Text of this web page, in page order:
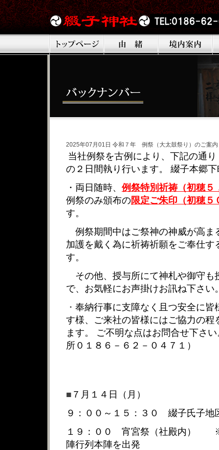
2025年07月01日 令和７年 例祭（大太鼓祭り）のご案内
当社例祭を古例により 、 下記の通
の２日間執り行います。 綴子本郷
・両日随時、 例祭特別祈祷（初穂５
例祭のみ頒布の限定ご朱印（初穂５
す。
例祭期間中はご祭神の神威が高ま
加護を戴く為に祈祷祈願をご奉仕す
す。
その他、授与所にて神札や御守も
で、お気軽にお声掛けお訊ね下さい
・ 奉納行事に支障なく且つ安全に皆
す様、ご来社の皆様にはご協力の程
ます。
ご不明な点はお問合せ下さ
所０１８６－６２－０４７１）
■ ７月１４日（月）
９：００～１５：３０ 綴子氏子地
１９：００
宵宮祭（社殿内）
陣行列本陣を出発